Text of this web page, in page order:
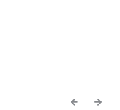
Previous
Next